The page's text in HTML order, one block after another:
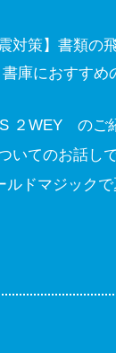
対策】書類の
庫におすすめ
２WEY のご
いてのお話し
ドマジックで